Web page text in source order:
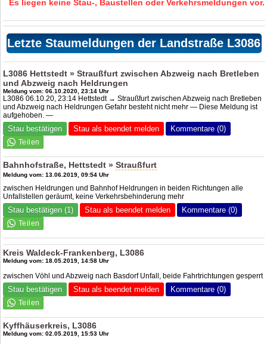
Es liegen keine Stau-, Baustellen oder Verkehrsmeldungen vor.
Letzte Staumeldungen der Landstraße L3086
L3086 Hettstedt » Straußfurt zwischen Abzweig nach Bretleben
und Abzweig nach Heldrungen
Meldung vom: 06.10.2020, 23:14 Uhr
L3086 06.10.20, 23:14 Hettstedt → Straußfurt zwischen Abzweig nach Bretleben
und Abzweig nach Heldrungen Gefahr besteht nicht mehr — Diese Meldung ist
aufgehoben. —
Stau bestätigen Stau als beendet melden Kommentare (0)
Bahnhofstraße, Hettstedt »Straußfurt
Meldung vom: 13.06.2019, 09:54 Uhr
zwischen Heldrungen und Bahnhof Heldrungen in beiden Richtungen alle
Unfallstellen geräumt, keine Verkehrsbehinderung mehr
Stau bestätigen (1) Stau als beendet melden Kommentare (0)
Kreis Waldeck-Frankenberg, L3086
Meldung vom: 18.05.2019, 14:58 Uhr
zwischen Vöhl und Abzweig nach Basdorf Unfall, beide Fahrtrichtungen gesperrt
Stau bestätigen Stau als beendet melden Kommentare (0)
Kyffhäuserkreis, L3086
Meldung vom: 02.05.2019, 15:53 Uhr